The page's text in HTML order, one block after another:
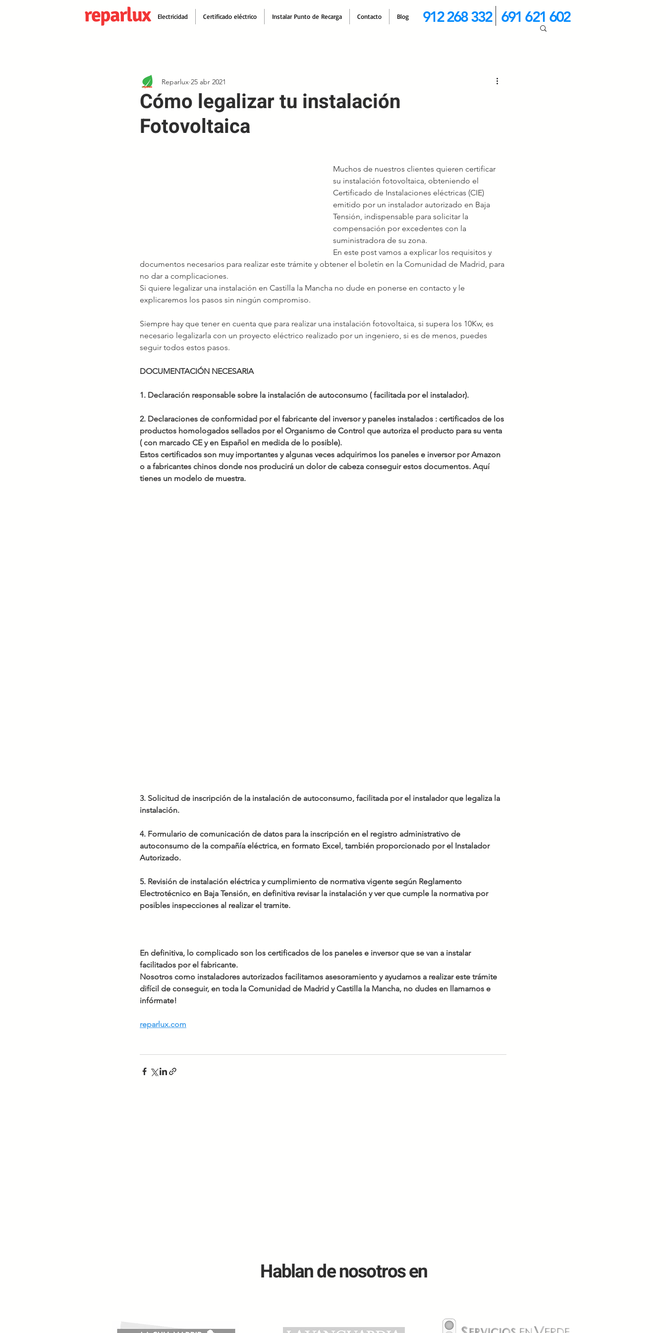
reparlux Electricidad Certificado eléctrico Instalar Punto de Recarga Contacto Blog 912 268 332 691 621 602
Cómo legalizar tu instalación
Fotovoltaica
Reparlux 25 abr 2021
Muchos de nuestros clientes quieren certificar
su instalación fotovoltaica, obteniendo el
Certificado de Instalaciones eléctricas (CIE)
emitido por un instalador autorizado en Baja
Tensión, indispensable para solicitar la
compensación por excedentes con la
suministradora de su zona.
En este post vamos a explicar los requisitos y
documentos necesarios para realizar este trámite y obtener el boletín en la Comunidad de Madrid, para
no dar a complicaciones.
Si quiere legalizar una instalación en Castilla la Mancha no dude en ponerse en contacto y le
explicaremos los pasos sin ningún compromiso.
Siempre hay que tener en cuenta que para realizar una instalación fotovoltaica, si supera los 10Kw, es
necesario legalizarla con un proyecto eléctrico realizado por un ingeniero, si es de menos, puedes
seguir todos estos pasos.
DOCUMENTACIÓN NECESARIA
1. Declaración responsable sobre la instalación de autoconsumo ( facilitada por el instalador).
2. Declaraciones de conformidad por el fabricante del inversor y paneles instalados : certificados de los
productos homologados sellados por el Organismo de Control que autoriza el producto para su venta
( con marcado CE y en Español en medida de lo posible).
Estos certificados son muy importantes y algunas veces adquirimos los paneles e inversor por Amazon
o a fabricantes chinos donde nos producirá un dolor de cabeza conseguir estos documentos. Aquí
tienes un modelo de muestra.
3. Solicitud de inscripción de la instalación de autoconsumo, facilitada por el instalador que legaliza la
instalación.
4. Formulario de comunicación de datos para la inscripción en el registro administrativo de
autoconsumo de la compañía eléctrica, en formato Excel, también proporcionado por el Instalador
Autorizado.
5. Revisión de instalación eléctrica y cumplimiento de normativa vigente según Reglamento
Electrotécnico en Baja Tensión, en definitiva revisar la instalación y ver que cumple la normativa por
posibles inspecciones al realizar el tramite.
En definitiva, lo complicado son los certificados de los paneles e inversor que se van a instalar
facilitados por el fabricante.
Nosotros como instaladores autorizados facilitamos asesoramiento y ayudamos a realizar este trámite
difícil de conseguir, en toda la Comunidad de Madrid y Castilla la Mancha, no dudes en llamarnos e
infórmate!
reparlux.com
Hablan de nosotros en